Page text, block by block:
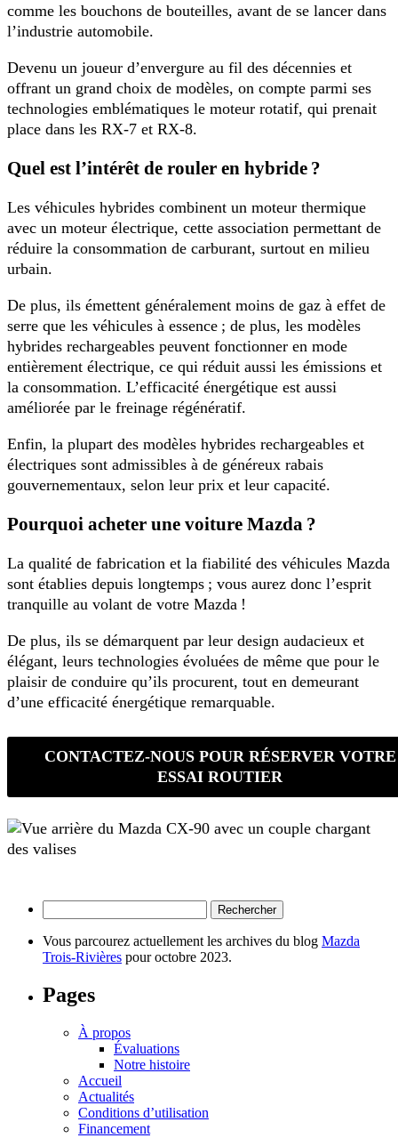
comme les bouchons de bouteilles, avant de se lancer dans
l’industrie automobile.
Devenu un joueur d’envergure au fil des décennies et
offrant un grand choix de modèles, on compte parmi ses
technologies emblématiques le moteur rotatif, qui prenait
place dans les RX-7 et RX-8.
Quel est l’intérêt de rouler en hybride ?
Les véhicules hybrides combinent un moteur thermique
avec un moteur électrique, cette association permettant de
réduire la consommation de carburant, surtout en milieu
urbain.
De plus, ils émettent généralement moins de gaz à effet de
serre que les véhicules à essence ; de plus, les modèles
hybrides rechargeables peuvent fonctionner en mode
entièrement électrique, ce qui réduit aussi les émissions et
la consommation. L’efficacité énergétique est aussi
améliorée par le freinage régénératif.
Enfin, la plupart des modèles hybrides rechargeables et
électriques sont admissibles à de généreux rabais
gouvernementaux, selon leur prix et leur capacité.
Pourquoi acheter une voiture Mazda ?
La qualité de fabrication et la fiabilité des véhicules Mazda
sont établies depuis longtemps ; vous aurez donc l’esprit
tranquille au volant de votre Mazda !
De plus, ils se démarquent par leur design audacieux et
élégant, leurs technologies évoluées de même que pour le
plaisir de conduire qu’ils procurent, tout en demeurant
d’une efficacité énergétique remarquable.
CONTACTEZ-NOUS POUR RÉSERVER VOTRE
ESSAI ROUTIER
Vous parcourez actuellement les archives du blog Mazda
Trois-Rivières pour octobre 2023.
Pages
À propos
Évaluations
Notre histoire
Accueil
Actualités
Conditions d’utilisation
Financement